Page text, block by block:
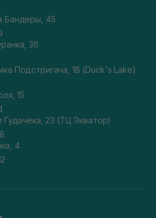
Бандеры, 45
36
Подстригача, 1В (Duck's Lake)
15
Гудачека, 23 (ТЦ Экватор)
4